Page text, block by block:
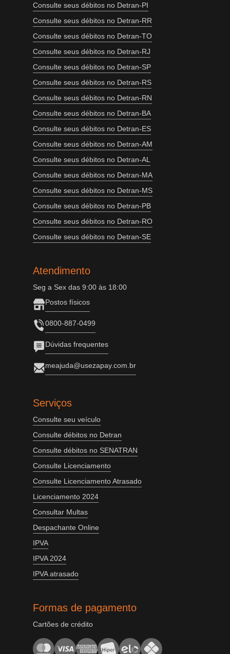
Consulte seus débitos no Detran-PI
Consulte seus débitos no Detran-RR
Consulte seus débitos no Detran-TO
Consulte seus débitos no Detran-RJ
Consulte seus débitos no Detran-SP
Consulte seus débitos no Detran-RS
Consulte seus débitos no Detran-RN
Consulte seus débitos no Detran-BA
Consulte seus débitos no Detran-ES
Consulte seus débitos no Detran-AM
Consulte seus débitos no Detran-AL
Consulte seus débitos no Detran-MA
Consulte seus débitos no Detran-MS
Consulte seus débitos no Detran-PB
Consulte seus débitos no Detran-RO
Consulte seus débitos no Detran-SE
Atendimento
Seg a Sex das 9:00 às 18:00
Postos físicos
0800-887-0499
Dúvidas frequentes
meajuda@usezapay.com.br
Serviços
Consulte seu veículo
Consulte débitos no Detran
Consulte débitos no SENATRAN
Consulte Licenciamento
Consulte Licenciamento Atrasado
Licenciamento 2024
Consultar Multas
Despachante Online
IPVA
IPVA 2024
IPVA atrasado
Formas de pagamento
Cartões de crédito